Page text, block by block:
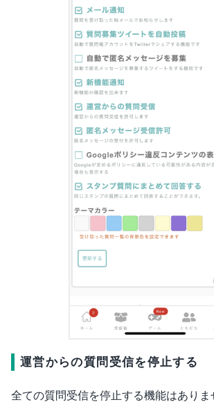
運営からの質問受信を停止する
全ての質問受信を停止する機能はありま